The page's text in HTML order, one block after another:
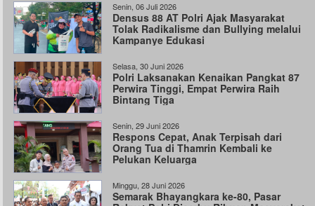
Senin, 06 Juli 2026
Densus 88 AT Polri Ajak Masyarakat
Tolak Radikalisme dan Bullying melalui
Kampanye Edukasi
Selasa, 30 Juni 2026
Polri Laksanakan Kenaikan Pangkat 87
Perwira Tinggi, Empat Perwira Raih
Bintang Tiga
Senin, 29 Juni 2026
Respons Cepat, Anak Terpisah dari
Orang Tua di Thamrin Kembali ke
Pelukan Keluarga
Minggu, 28 Juni 2026
Semarak Bhayangkara ke-80, Pasar